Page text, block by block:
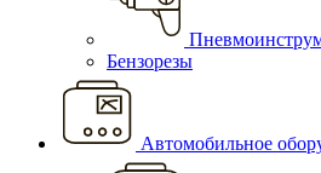
Бензорезы
Автомобильное